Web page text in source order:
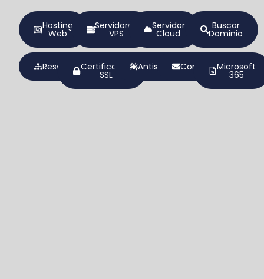
Hosting
Web
Servidores
VPS
Servidor
Cloud
Buscar
Dominio
Reseller Certificados
SSL
Antispam Correo Microsoft
365